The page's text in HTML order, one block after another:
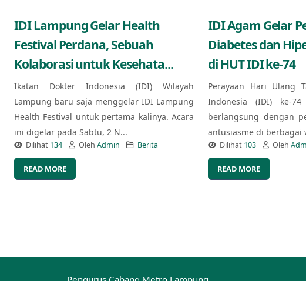
IDI Lampung Gelar Health
Festival Perdana, Sebuah
Kolaborasi untuk Kesehata...
Ikatan Dokter Indonesia (IDI) Wilayah
Lampung baru saja menggelar IDI Lampung
Health Festival untuk pertama kalinya. Acara
ini digelar pada Sabtu, 2 N...
Dilihat 134 Oleh Admin Berita
READ MORE
IDI Agam Gelar
Diabetes dan
di HUT IDI ke-74
Perayaan Hari Ulang
Indonesia (IDI) ke-
berlangsung dengan
antusiasme di berbagai
Dilihat 103 Oleh
READ MORE